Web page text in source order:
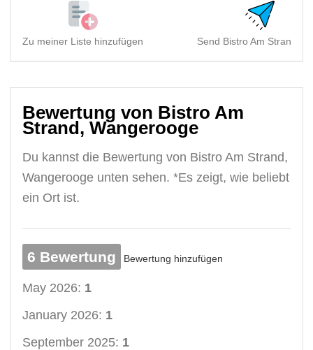
Zu meiner Liste hinzufügen Send Bistro Am Strand,
Bewertung von Bistro Am
Strand, Wangerooge
Du kannst die Bewertung von Bistro Am Strand,
Wangerooge unten sehen. *Es zeigt, wie beliebt
ein Ort ist.
6 Bewertung Bewertung hinzufügen
May 2026: 1
January 2026: 1
September 2025: 1